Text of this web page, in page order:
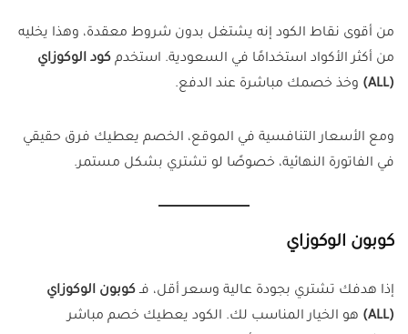
من أقوى نقاط الكود إنه يشتغل بدون شروط معقدة، وهذا يخليه
من أكثر الأكواد استخدامًا في السعودية. استخدم كود الوكوزاي
(ALL)
وخذ خصمك مباشرة عند الدفع.
ومع الأسعار التنافسية في الموقع، الخصم يعطيك فرق حقيقي
في الفاتورة النهائية، خصوصًا لو تشتري بشكل مستمر.
كوبون الوكوزاي
إذا هدفك تشتري بجودة عالية وسعر أقل، فـكوبون الوكوزاي
(ALL)
هو الخيار المناسب لك. الكود يعطيك خصم مباشر